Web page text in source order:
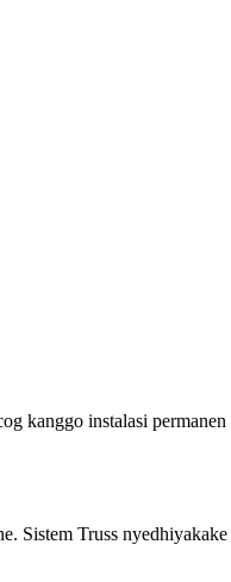
kanggo instalasi
Sistem Truss